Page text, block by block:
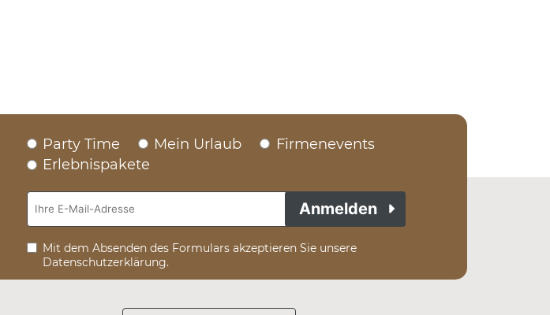
Party Time Mein Urlaub
Firmenevents
Erlebnispakete
Mit dem Absenden des Formulars akzeptieren Sie unsere
Datenschutzerklärung.
Anmelden